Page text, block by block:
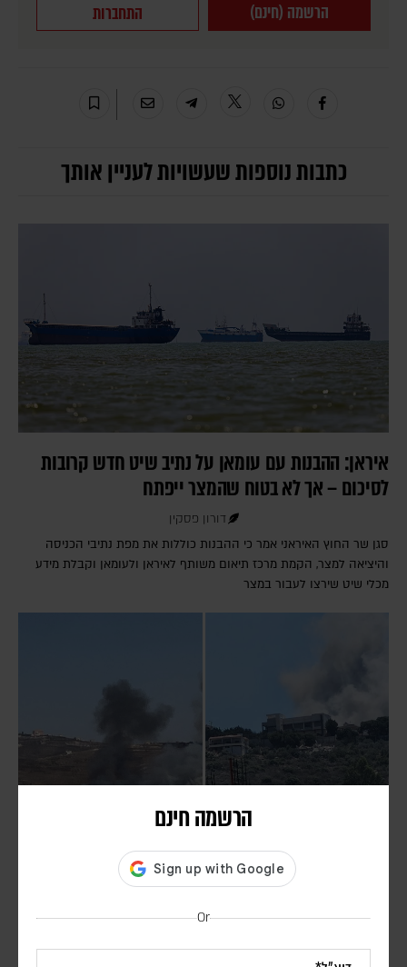
הרשמה חינם
Or
הרשמה (חינם) התחברות
כתבות נוספות שעשויות לעניין אותך
איראן: ההבנות עם עומאן על נתיב שיט חדש קרובות
לסיכום – אך לא בטוח שהמצר ייפתח
דורון פסקין
סגן שר החוץ האיראני אמר כי ההבנות כוללות את מפת נתיבי הכניסה
והיציאה למצר, הקמת מרכז תיאום משותף לאיראן ולעומאן וקבלת מידע
מכלי שיט שירצו לעבור במצר
חיזבאללה הפר את הפסקת האש; צה"ל תקף בדרום
הטרור חיזבאללה". סוכנות הידיעות הלבנונית NNA דיווחה על הרוג ו-11